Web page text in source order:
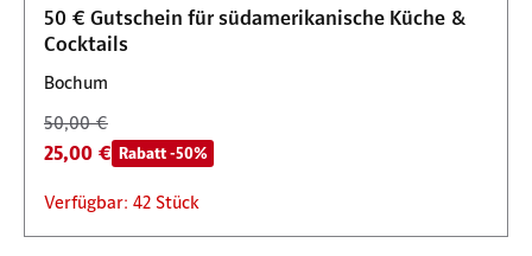
50 € Gutschein für südamerikanische Küche &
Cocktails
Bochum
50,00 €
25,00 € Rabatt -50%
Verfügbar: 42 Stück